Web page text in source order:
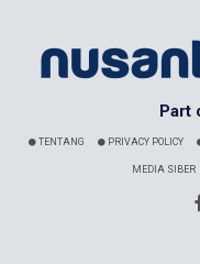
Part
TENTANG PRIVACY POLICY
MEDIA SIBER